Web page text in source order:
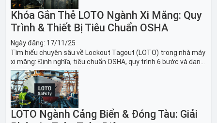
Khóa Gắn Thẻ LOTO Ngành Xi Măng: Quy
Trình & Thiết Bị Tiêu Chuẩn OSHA
Ngày đăng: 17/11/25
Tìm hiểu chuyên sâu về Lockout Tagout (LOTO) trong nhà máy
xi măng: Định nghĩa, tiêu chuẩn OSHA, quy trình 6 bước và danh
sách thiết bị LOTO thiết yếu. Giải pháp bảo trì lò nung, máy
nghiền an toàn.
LOTO Ngành Cảng Biển & Đóng Tàu: Giải